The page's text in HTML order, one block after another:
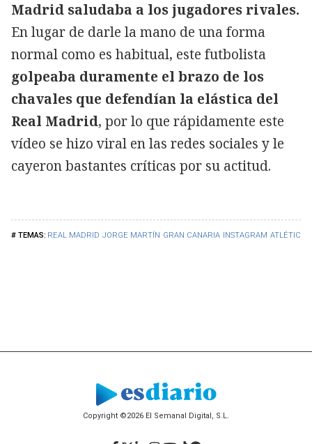
REAL MADRID JORGE MARTÍN GRAN CANARIA INSTAGRAM ATLÉTICO
Madrid saludaba a los jugadores rivales.
En lugar de darle la mano de una forma
normal como es habitual, este futbolista
golpeaba duramente el brazo de los
chavales que defendían la elástica del
Real Madrid, por lo que rápidamente este
vídeo se hizo viral en las redes sociales y le
cayeron bastantes críticas por su actitud.
Copyright ©2026 El Semanal Digital, S.L.